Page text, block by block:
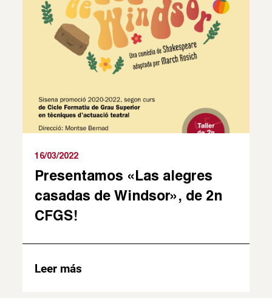
16/03/2022
Presentamos «Las alegres
casadas de Windsor», de 2n
CFGS!
Leer más